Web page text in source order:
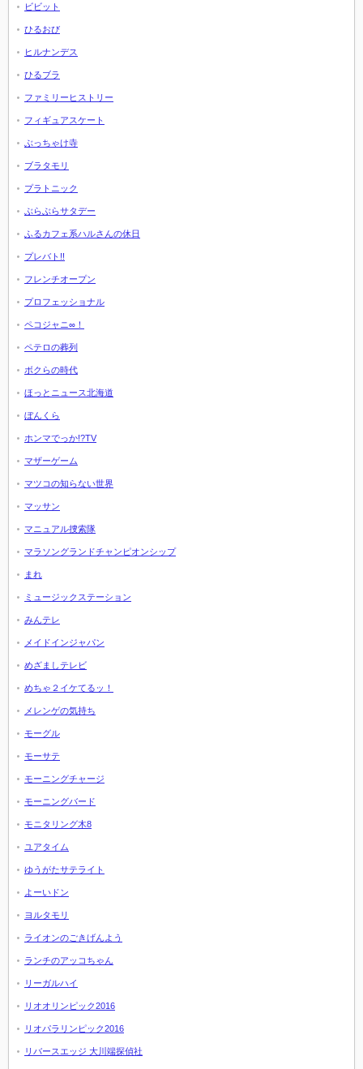
ビビット
ひるおび
ヒルナンデス
ひるブラ
ファミリーヒストリー
フィギュアスケート
ぶっちゃけ寺
ブラタモリ
プラトニック
ぶらぶらサタデー
ふるカフェ系ハルさんの休日
プレバト!!
フレンチオープン
プロフェッショナル
ペコジャニ∞！
ペテロの葬列
ボクらの時代
ほっとニュース北海道
ぼんくら
ホンマでっか!?TV
マザーゲーム
マツコの知らない世界
マッサン
マニュアル捜索隊
マラソングランドチャンピオンシップ
まれ
ミュージックステーション
みんテレ
メイドインジャパン
めざましテレビ
めちゃ２イケてるッ！
メレンゲの気持ち
モーグル
モーサテ
モーニングチャージ
モーニングバード
モニタリング木8
ユアタイム
ゆうがたサテライト
よーいドン
ヨルタモリ
ライオンのごきげんよう
ランチのアッコちゃん
リーガルハイ
リオオリンピック2016
リオパラリンピック2016
リバースエッジ 大川端探偵社